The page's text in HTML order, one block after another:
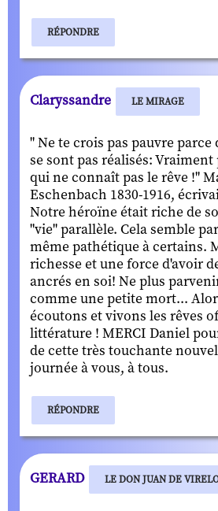
RÉPONDRE
Claryssandre LE MIRAGE
" Ne te crois pas pauvre parce
se sont pas réalisés:
qui ne connaît pas le rêve !"
Eschenbach 1830-1916,
Notre héroïne était riche de
"vie" parallèle. Cela semble
même pathétique à certains.
richesse et une force d'avoir
ancrés en soi! Ne plus
comme une petite mort...
écoutons et vivons les rêves
littérature ! MERCI Daniel
de cette très touchante
journée à vous, à tous.
RÉPONDRE
GERARD LE DON JUAN DE